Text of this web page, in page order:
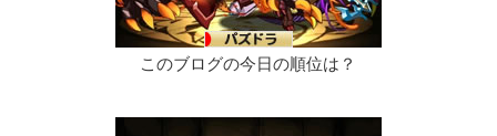
このブログの今日の順位は？